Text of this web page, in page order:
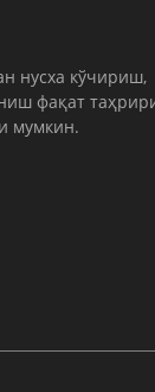
нусха кўчириш,
фақат
мумкин.